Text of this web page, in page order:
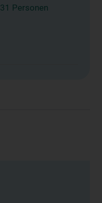
31 Personen